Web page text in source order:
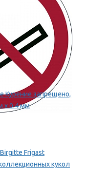
Курение запрещено,
х 0.4 мм
Frigast
кукол